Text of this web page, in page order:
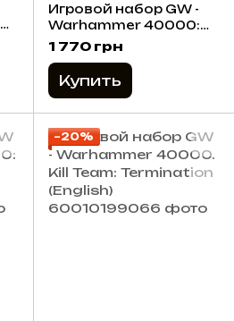
Игровой набор GW -
Warhammer 40000:
Genestealer Cults -
Acolyte Hybrids
1 770 грн
Купить
−20%